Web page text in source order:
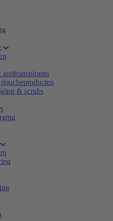
& scrubs